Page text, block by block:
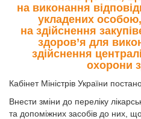
на виконання
укладених
на здійснення
здоров’я для
здійснення
охорони
Кабінет Міністрів України
Внести зміни до переліку
та допоміжних засобів до них,